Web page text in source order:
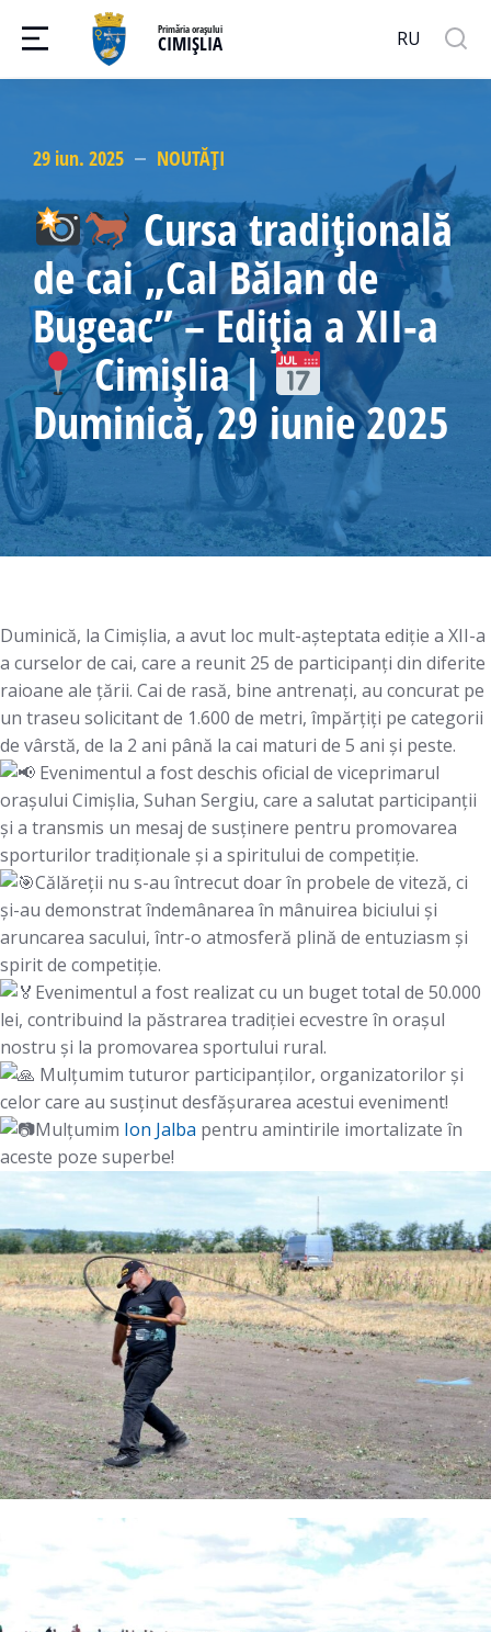
Primăria orașului
CIMIȘLIA RU
29 iun. 2025 NOUTĂȚI
Cursa tradițională
de cai „Cal Bălan de
Bugeac” – Ediția a XII-a
Cimișlia |
Duminică, 29 iunie 2025
Duminică, la Cimișlia, a avut loc mult-așteptata ediție a XII-a
a curselor de cai, care a reunit 25 de participanți din diferite
raioane ale țării. Cai de rasă, bine antrenați, au concurat pe
un traseu solicitant de 1.600 de metri, împărțiți pe categorii
de vârstă, de la 2 ani până la cai maturi de 5 ani și peste.
Evenimentul a fost deschis oficial de viceprimarul
orașului Cimișlia, Suhan Sergiu, care a salutat participanții
și a transmis un mesaj de susținere pentru promovarea
sporturilor tradiționale și a spiritului de competiție.
Călăreții nu s-au întrecut doar în probele de viteză, ci
și-au demonstrat îndemânarea în mânuirea biciului și
aruncarea sacului, într-o atmosferă plină de entuziasm și
spirit de competiție.
Evenimentul a fost realizat cu un buget total de 50.000
lei, contribuind la păstrarea tradiției ecvestre în orașul
nostru și la promovarea sportului rural.
Mulțumim tuturor participanților, organizatorilor și
celor care au susținut desfășurarea acestui eveniment!
Mulțumim Ion Jalba pentru amintirile imortalizate în
aceste poze superbe!